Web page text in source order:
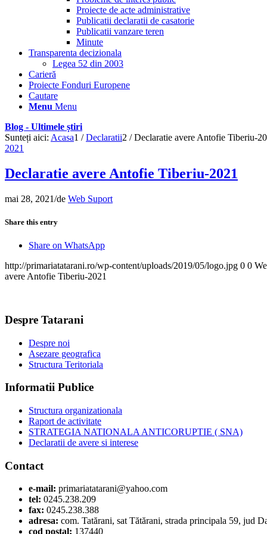
Proiecte de acte administrative
Publicatii declaratii de casatorie
Publicatii vanzare teren
Minute
Transparenta decizionala
Legea 52 din 2003
Carieră
Proiecte Fonduri Europene
Cautare
Menu Menu
Blog - Ultimele știri
Sunteți aici: Acasa1 / Declaratii2 / Declaratie avere Antofie Tiberiu-
2021
Declaratie avere Antofie Tiberiu-2021
mai 28, 2021/de Web Suport
Share this entry
Share on WhatsApp
http://primariatatarani.ro/wp-content/uploads/2019/05/logo.jpg 0 0
avere Antofie Tiberiu-2021
Despre Tatarani
Despre noi
Asezare geografica
Structura Teritoriala
Informatii Publice
Structura organizationala
Raport de activitate
STRATEGIA NATIONALA ANTICORUPTIE ( SNA)
Declaratii de avere si interese
Contact
e-mail: primariatatarani@yahoo.com
tel: 0245.238.209
fax: 0245.238.388
adresa: com. Tatărani, sat Tătărani, strada principala 59, jud
cod postal: 137440